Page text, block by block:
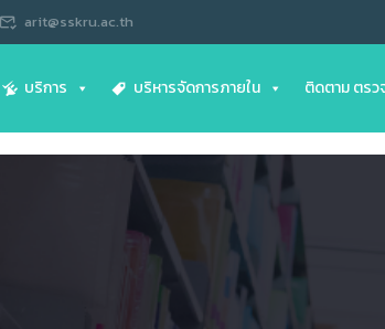
arit@sskru.ac.th
บริการ บริหารจัดการภายใน ติดตาม ตรว